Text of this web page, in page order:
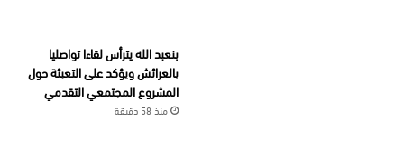
بنعبد الله يترأس لقاءا تواصليا
بالعرائش ويؤكد على التعبئة حول
المشروع المجتمعي التقدمي
منذ 58 دقيقة